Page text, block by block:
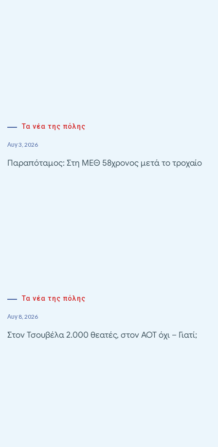
Τα νέα της πόλης
Αυγ 3, 2026
Παραπόταμος: Στη ΜΕΘ 58χρονος μετά το τροχαίο
Τα νέα της πόλης
Αυγ 8, 2026
Στον Τσουβέλα 2.000 θεατές, στον ΑΟΤ όχι – Γιατί;